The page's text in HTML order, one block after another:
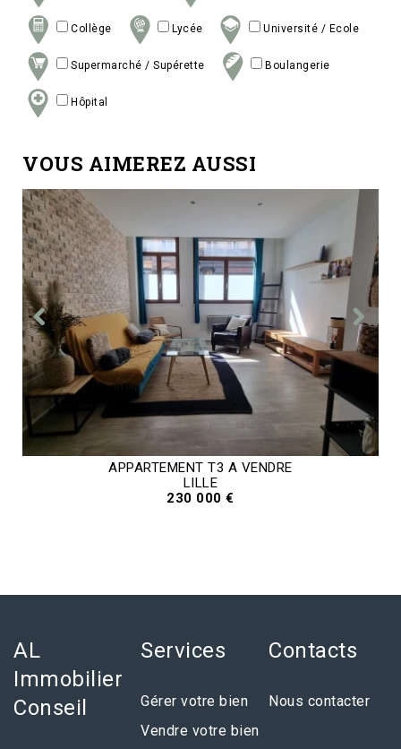
Collège Lycée Université / Ecole
Supermarché / Supérette Boulangerie
Hôpital
VOUS AIMEREZ AUSSI
APPARTEMENT T3 A VENDRE
LILLE
230 000 €
AL
Immobilier
Conseil
Services
Gérer votre bien
Vendre votre bien
Contacts
Nous contacter